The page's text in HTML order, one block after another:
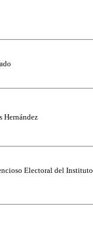
Hernández
Electoral del Instituto